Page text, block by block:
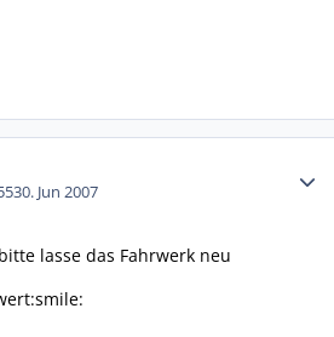
30. Jun 2007
lasse das Fahrwerk neu